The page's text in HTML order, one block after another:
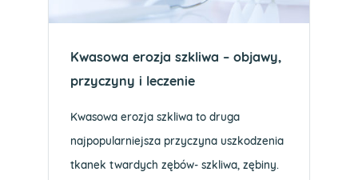
Kwasowa erozja szkliwa – objawy,
przyczyny i leczenie
Kwasowa erozja szkliwa to druga
najpopularniejsza przyczyna uszkodzenia
tkanek twardych zębów- szkliwa, zębiny.